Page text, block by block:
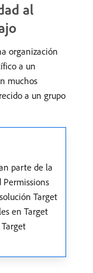
al
organización
a un
muchos
a un grupo
parte de la
Target
en Target